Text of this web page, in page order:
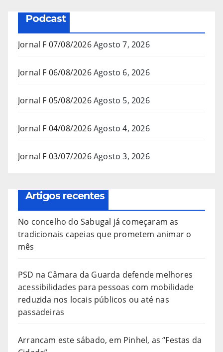
Podcast
Jornal F 07/08/2026Agosto 7, 2026
Jornal F 06/08/2026Agosto 6, 2026
Jornal F 05/08/2026Agosto 5, 2026
Jornal F 04/08/2026Agosto 4, 2026
Jornal F 03/07/2026Agosto 3, 2026
Artigos recentes
No concelho do Sabugal já começaram as
tradicionais capeias que prometem animar o
mês
PSD na Câmara da Guarda defende melhores
acessibilidades para pessoas com mobilidade
reduzida nos locais públicos ou até nas
passadeiras
Arrancam este sábado, em Pinhel, as “Festas da